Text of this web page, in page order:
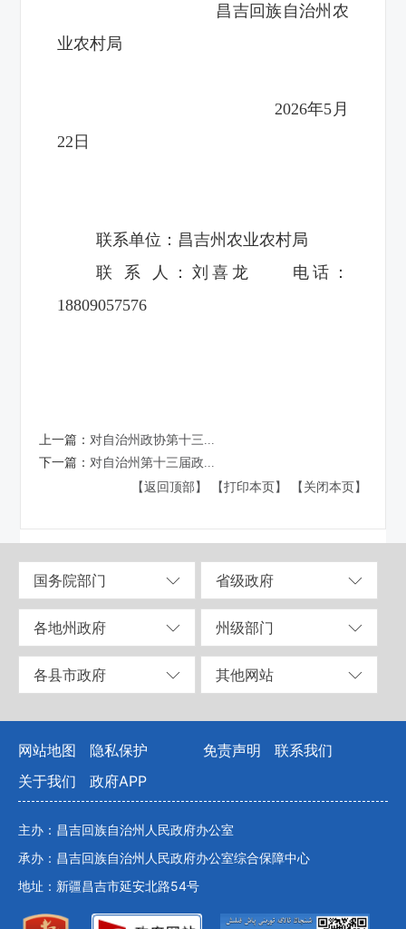
昌吉回族自治州农
业农村局
2026年5月
22日
联系单位：昌吉州农业农村局
联 系 人：刘喜龙 电话：
18809057576
上一篇： 对自治州政协第十三...
下一篇： 对自治州第十三届政...
【返回顶部】
【打印本页】 【关闭本页】
国务院部门 省级政府
各地州政府 州级部门
各县市政府 其他网站
网站地图 隐私保护 免责声明
联系我们
关于我们
政府APP
主办：昌吉回族自治州人民政府办公室
承办：昌吉回族自治州人民政府办公室综合保障中心
地址：新疆昌吉市延安北路54号